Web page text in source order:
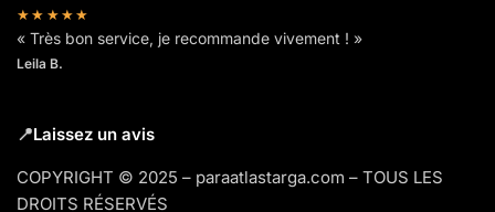
★★★★★
« Très bon service, je recommande vivement ! »
Leila B.
📍Laissez un avis
COPYRIGHT © 2025 – paraatlastarga.com – TOUS LES
DROITS RÉSERVÉS